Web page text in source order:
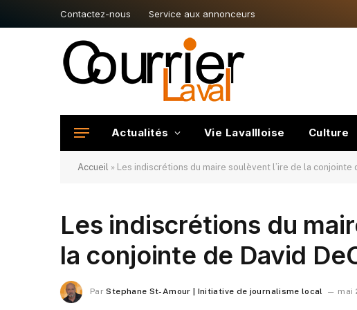
Contactez-nous Service aux annonceurs
Actualités Vie Lavallloise Culture
Accueil » Les indiscrétions du maire soulèvent l’ire de la conjointe
Les indiscrétions du
la conjointe de David
Par Stephane St-Amour | Initiative de journalisme local mai